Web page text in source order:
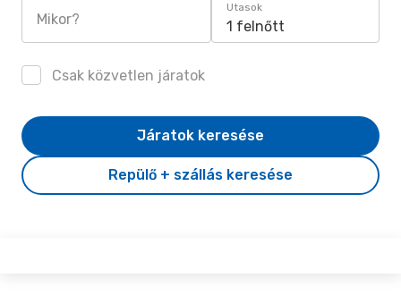
Mikor?
Utasok
1 felnőtt
Csak közvetlen járatok
Repülő + szállás keresése
Járatok keresése